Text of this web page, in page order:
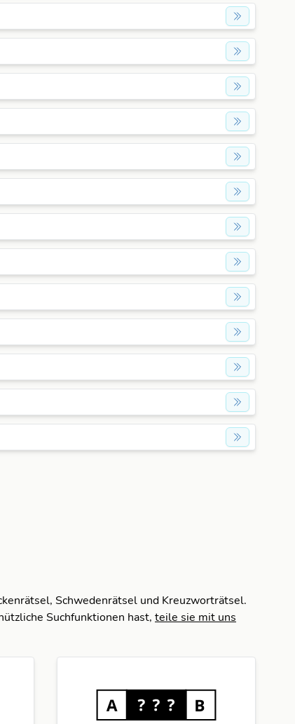
Schwedenrätsel und Kreuzworträtsel.
Suchfunktionen hast, teile sie mit uns